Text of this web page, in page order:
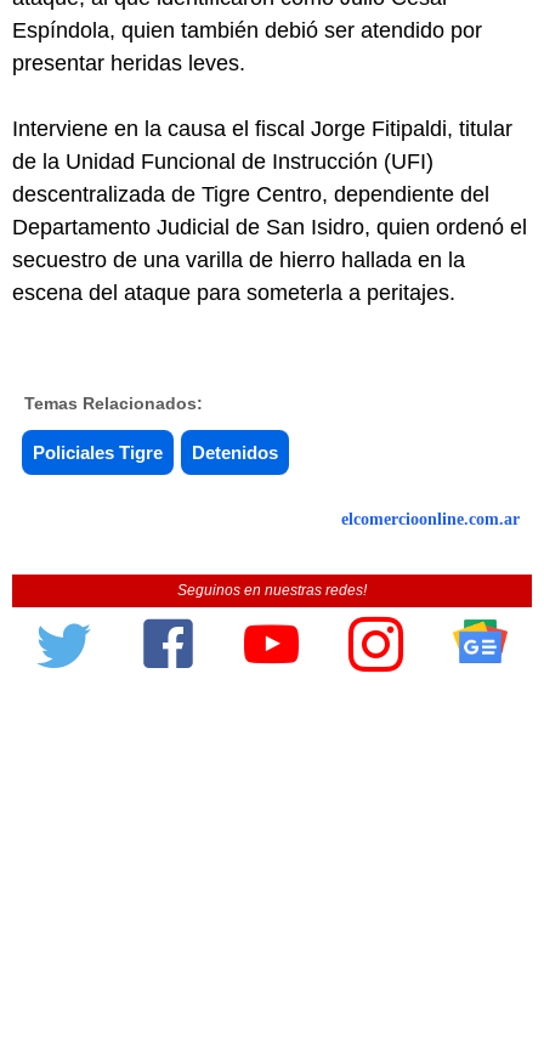
Espíndola, quien también debió ser atendido por
presentar heridas leves.
Interviene en la causa el fiscal Jorge Fitipaldi, titular
de la Unidad Funcional de Instrucción (UFI)
descentralizada de Tigre Centro, dependiente del
Departamento Judicial de San Isidro, quien ordenó el
secuestro de una varilla de hierro hallada en la
escena del ataque para someterla a peritajes.
Temas Relacionados:
Policiales Tigre Detenidos
elcomercioonline.com.ar
Seguinos en nuestras redes!